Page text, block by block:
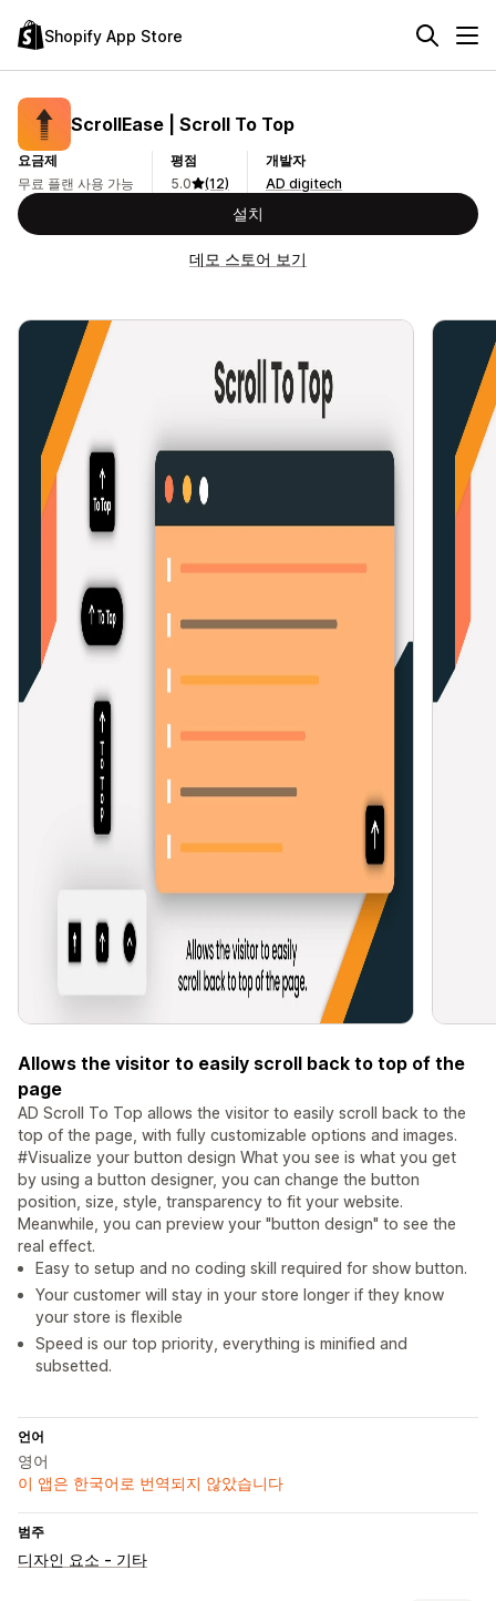
Shopify App Store
ScrollEase | Scroll To Top
요금제
무료 플랜 사용 가능
평점
5.0
(12)
개발자
AD digitech
설치
데모 스토어 보기
Allows the visitor to easily scroll back to top of the
page
AD Scroll To Top allows the visitor to easily scroll back to the
top of the page, with fully customizable options and images.
#Visualize your button design What you see is what you get
by using a button designer, you can change the button
position, size, style, transparency to fit your website.
Meanwhile, you can preview your "button design" to see the
real effect.
Easy to setup and no coding skill required for show button.
Your customer will stay in your store longer if they know
your store is flexible
Speed is our top priority, everything is minified and
subsetted.
언어
영어
이 앱은 한국어로 번역되지 않았습니다
범주
디자인 요소 - 기타